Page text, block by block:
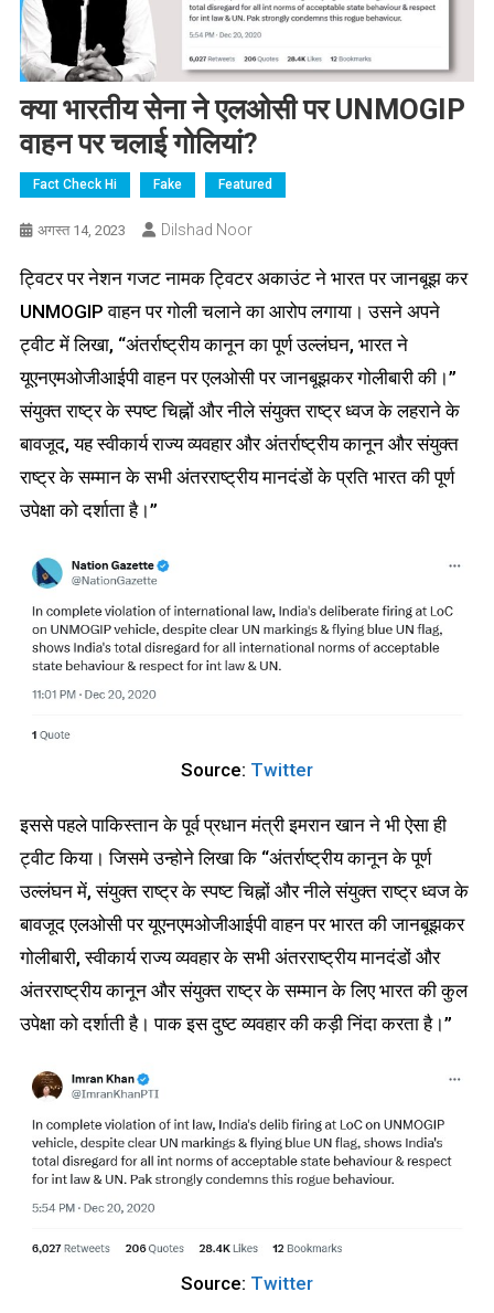
क्या भारतीय सेना ने एलओसी पर UNMOGIP
वाहन पर चलाई गोलियां?
Fact Check Hi Fake Featured
अगस्त 14, 2023 Dilshad Noor
ट्विटर पर नेशन गजट नामक ट्विटर अकाउंट ने भारत पर जानबूझ कर
UNMOGIP वाहन पर गोली चलाने का आरोप लगाया। उसने अपने
ट्वीट में लिखा, “अंतर्राष्ट्रीय कानून का पूर्ण उल्लंघन, भारत ने
यूएनएमओजीआईपी वाहन पर एलओसी पर जानबूझकर गोलीबारी की।”
संयुक्त राष्ट्र के स्पष्ट चिह्नों और नीले संयुक्त राष्ट्र ध्वज के लहराने के
बावजूद, यह स्वीकार्य राज्य व्यवहार और अंतर्राष्ट्रीय कानून और संयुक्त
राष्ट्र के सम्मान के सभी अंतरराष्ट्रीय मानदंडों के प्रति भारत की पूर्ण
उपेक्षा को दर्शाता है।”
Source: Twitter
इससे पहले पाकिस्तान के पूर्व प्रधान मंत्री इमरान खान ने भी ऐसा ही
ट्वीट किया। जिसमे उन्होने लिखा कि “अंतर्राष्ट्रीय कानून के पूर्ण
उल्लंघन में, संयुक्त राष्ट्र के स्पष्ट चिह्नों और नीले संयुक्त राष्ट्र ध्वज के
बावजूद एलओसी पर यूएनएमओजीआईपी वाहन पर भारत की जानबूझकर
गोलीबारी, स्वीकार्य राज्य व्यवहार के सभी अंतरराष्ट्रीय मानदंडों और
अंतरराष्ट्रीय कानून और संयुक्त राष्ट्र के सम्मान के लिए भारत की कुल
उपेक्षा को दर्शाती है। पाक इस दुष्ट व्यवहार की कड़ी निंदा करता है।”
Source: Twitter